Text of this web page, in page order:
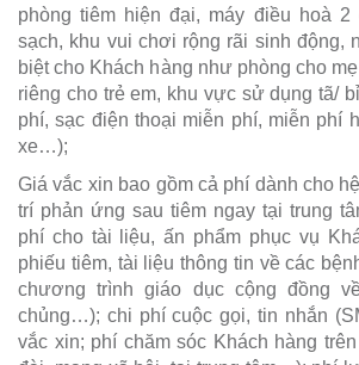
phòng tiêm hiện đại, máy điều hoà
sạch, khu vui chơi rộng rãi sinh động,
biệt cho Khách hàng như phòng cho
riêng cho trẻ em, khu vực sử dụng tã/
phí, sạc điện thoại miễn phí, miễn phí
xe…);
Giá vắc xin bao gồm cả phí dành cho
trí phản ứng sau tiêm ngay tại trung
phí cho tài liệu, ấn phẩm phục vụ
phiếu tiêm, tài liệu thông tin về các
chương trình giáo dục cộng đồng
chủng…); chi phí cuộc gọi, tin nhắn
vắc xin; phí chăm sóc Khách hàng